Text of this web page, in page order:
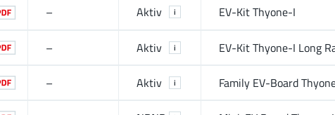
– Aktiv i EV-Kit Thyone-I
– Aktiv i EV-Kit Thyone-I Long
– Aktiv i Family EV-Board